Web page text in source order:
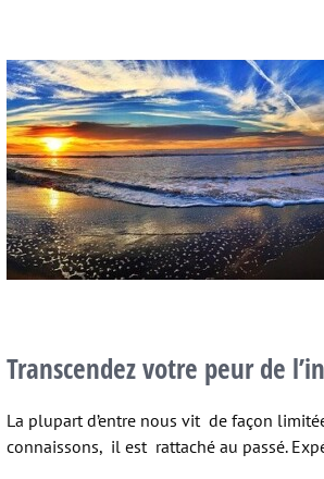
Transcendez votre peur de
La plupart d’entre nous vit de façon
connaissons, il est rattaché au passé.